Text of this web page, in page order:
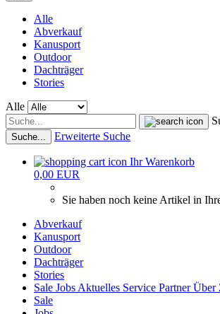
Alle
Abverkauf
Kanusport
Outdoor
Dachträger
Stories
Alle
Suche... Erweiterte Suche
Ihr Warenkorb
0,00 EUR
Sie haben noch keine Artikel in
Abverkauf
Kanusport
Outdoor
Dachträger
Stories
Sale Jobs Aktuelles Service PartnerÜber
Sale